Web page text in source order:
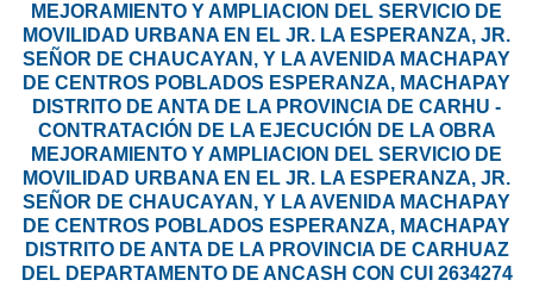
MEJORAMIENTO Y AMPLIACION DEL SERVICIO DE
MOVILIDAD URBANA EN EL JR. LA ESPERANZA, JR.
SEÑOR DE CHAUCAYAN, Y LA AVENIDA MACHAPAY
DE CENTROS POBLADOS ESPERANZA, MACHAPAY
DISTRITO DE ANTA DE LA PROVINCIA DE CARHU -
CONTRATACIÓN DE LA EJECUCIÓN DE LA OBRA
MEJORAMIENTO Y AMPLIACION DEL SERVICIO DE
MOVILIDAD URBANA EN EL JR. LA ESPERANZA, JR.
SEÑOR DE CHAUCAYAN, Y LA AVENIDA MACHAPAY
DE CENTROS POBLADOS ESPERANZA, MACHAPAY
DISTRITO DE ANTA DE LA PROVINCIA DE CARHUAZ
DEL DEPARTAMENTO DE ANCASH CON CUI 2634274